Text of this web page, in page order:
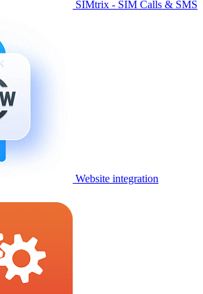
SIMtrix - SIM Calls & SMS
Website integration